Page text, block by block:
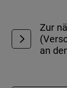
Zur
an